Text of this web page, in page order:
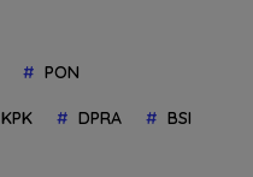
PON
KPK DPRA BSI